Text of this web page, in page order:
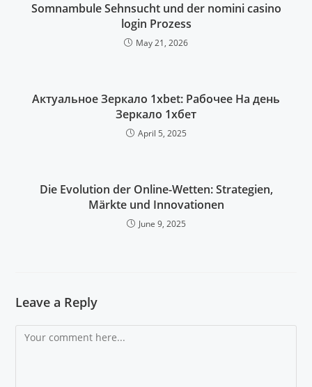
Somnambule Sehnsucht und der nomini casino
login Prozess
May 21, 2026
Актуальное Зеркало 1xbet: Рабочее На день
Зеркало 1хбет
April 5, 2025
Die Evolution der Online-Wetten: Strategien,
Märkte und Innovationen
June 9, 2025
Leave a Reply